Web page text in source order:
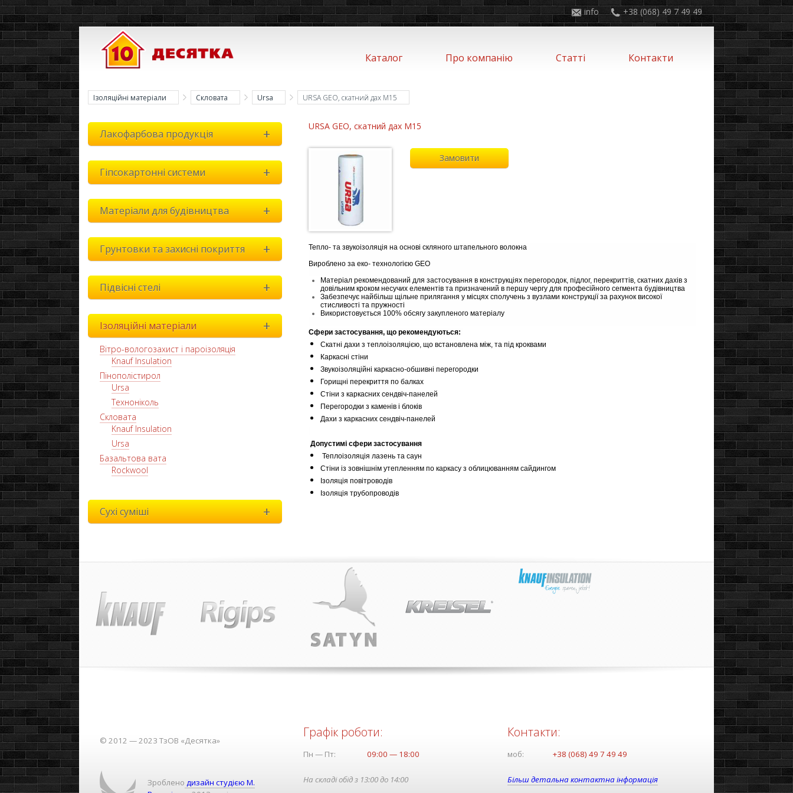
+38 (068) 49 7 49 49
info
Каталог Про компанію Статті Контакти
Ізоляційні матеріали Скловата Ursa URSA GEO, скатний дах М15
Лакофарбова продукція +
Гіпсокартонні системи +
Матеріали для будівництва +
Грунтовки та захисні покриття +
Підвісні стелі +
Ізоляційні матеріали +
Вітро-вологозахист і пароізоляція
Knauf Insulation
Пінополістирол
Ursa
Техноніколь
Скловата
Knauf Insulation
Ursa
Базальтова вата
Rockwool
Сухі суміші +
URSA GEO, скатний дах М15
Замовити
Тепло- та звукоізоляція на основі скляного штапельного волокна
Вироблено за еко- технологією GEO
Матеріал рекомендований для застосування в конструкціях перегородок, підлог, перекриттів, скатних дахів з
довільним кроком несучих елементів та призначений в першу чергу для професійного сегмента будівництва
Забезпечує найбільш щільне прилягання у місцях сполучень з вузлами конструкції за рахунок високої
стисливості та пружності
Використовується 100% обсягу закупленого матеріалу
Сфери застосування, що рекомендуються:
Скатні дахи з теплоізоляцією, що встановлена між, та під кроквами
Каркасні стіни
Звукоізоляційні каркасно-обшивні перегородки
Горищні перекриття по балках
Стіни з каркасних сендвіч-панелей
Перегородки з каменів і блоків
Дахи з каркасних сендвіч-панелей
Допустимі сфери застосування
Теплоізоляція лазень та саун
Стіни із зовнішнім утепленням по каркасу з облицюванням сайдингом
Ізоляція повітроводів
Ізоляція трубопроводів
Контакти:
моб: +38 (068) 49 7 49 49
Більш детальна контактна інформація
Графік роботи:
Пн — Пт: 09:00 — 18:00
На складі обід з 13:00 до 14:00
© 2012 — 2023 ТзОВ «Десятка»
Зроблено дизайн студією М.